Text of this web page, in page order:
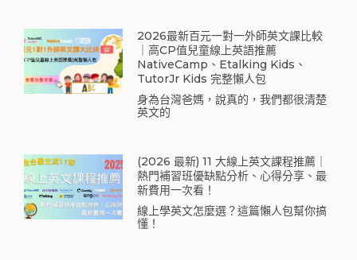
2026最新百元一對一外師英文課比較
｜高CP值兒童線上英語推薦
NativeCamp、Etalking Kids、
TutorJr Kids 完整懶人包
身為台灣爸媽，說真的，我們都很清楚
英文的
(2026 最新) 11 大線上英文課程推薦｜
熱門補習班優缺點分析、心得分享、最
新費用一次看！
線上學英文怎麼選？這篇懶人包幫你搞
懂！